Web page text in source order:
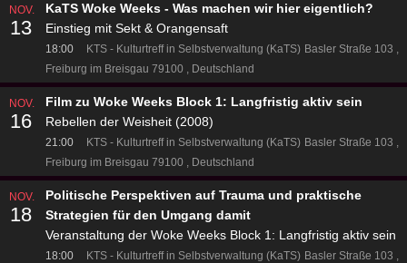
NOV.
13
KaTS Woke Weeks - Was machen wir hier eigentlich?
Einstieg mit Sekt & Orangensaft
18:00 KTS - Kulturtreff in Selbstverwaltung (KaTS) Basler Straße 103
Freiburg im Breisgau 79100
Deutschland
NOV.
16
Film zu Woke Weeks Block 1: Langfristig aktiv sein
Rebellen der Weisheit (2008)
21:00 KTS - Kulturtreff in Selbstverwaltung (KaTS) Basler Straße 103
Freiburg im Breisgau 79100
Deutschland
NOV.
18
Politische Perspektiven auf Trauma und praktische
Strategien für den Umgang damit
Veranstaltung der Woke Weeks Block 1: Langfristig aktiv sein
18:00 KTS - Kulturtreff in Selbstverwaltung (KaTS) Basler Straße 103